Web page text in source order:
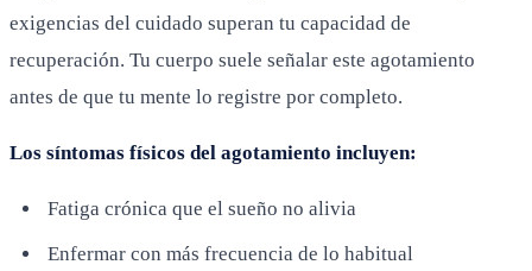
exigencias del cuidado superan tu capacidad de
recuperación. Tu cuerpo suele señalar este agotamiento
antes de que tu mente lo registre por completo.
Los síntomas físicos del agotamiento incluyen:
Fatiga crónica que el sueño no alivia
Enfermar con más frecuencia de lo habitual